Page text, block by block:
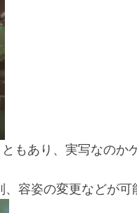
もあり、実写なの
、容姿の変更などが可